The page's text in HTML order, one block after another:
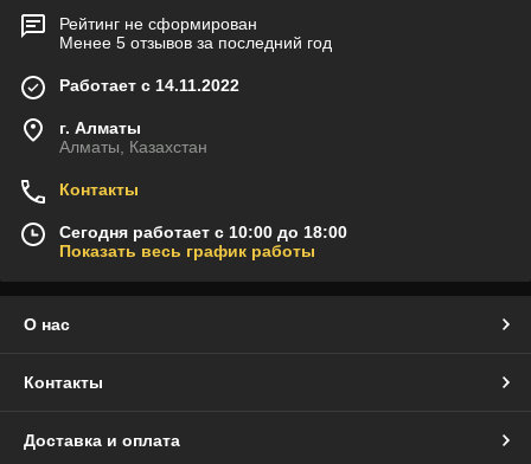
Рейтинг не сформирован
Менее 5 отзывов за последний год
Работает с 14.11.2022
г. Алматы
Алматы, Казахстан
Контакты
Сегодня работает с 10:00 до 18:00
Показать весь график работы
О нас
Контакты
Доставка и оплата